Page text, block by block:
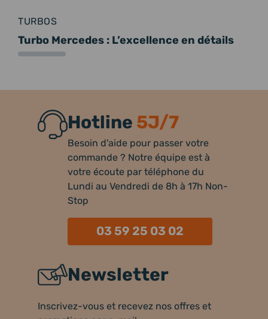
TURBOS
Turbo Mercedes : L’excellence en détails
Hotline 5J/7
Besoin d'aide pour passer votre
commande ? Notre équipe est à
votre écoute par téléphone du
Lundi au Vendredi de 8h à 17h Non-
Stop
03 59 25 03 02
Newsletter
Inscrivez-vous et recevez nos offres et